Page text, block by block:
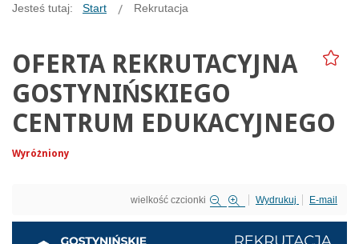
Jesteś tutaj: Start Rekrutacja
OFERTA REKRUTACYJNA
GOSTYNIŃSKIEGO
CENTRUM EDUKACYJNEGO
Wyróżniony
wielkość czcionki Wydrukuj E-mail